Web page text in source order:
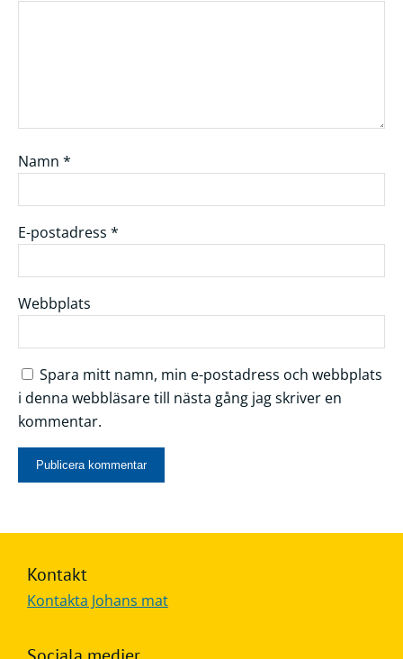
Namn *
E-postadress *
Webbplats
Spara mitt namn, min e-postadress och webbplats
i denna webbläsare till nästa gång jag skriver en
kommentar.
Kontakt
Kontakta Johans mat